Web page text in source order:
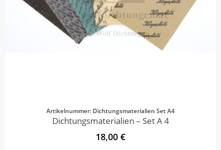
Artikelnummer: Dichtungsmaterialien Set A4
Dichtungsmaterialien – Set A 4
18,00 €